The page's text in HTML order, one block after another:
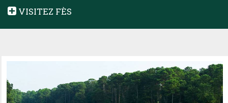
VISITEZ FÈS